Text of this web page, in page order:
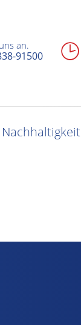
an.
91500
Nachhaltigkeit